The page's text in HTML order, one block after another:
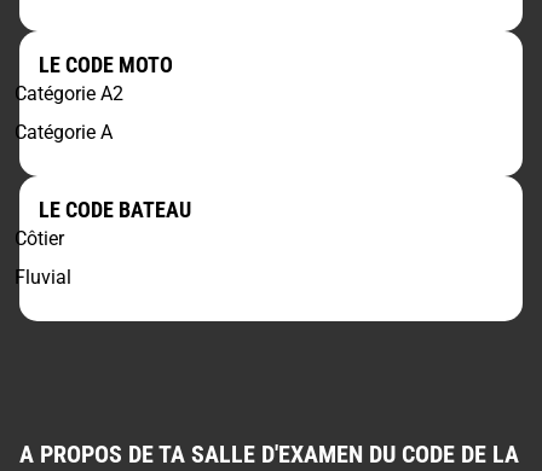
LE CODE MOTO
Catégorie A2
Catégorie A
LE CODE BATEAU
Côtier
Fluvial
A PROPOS DE TA SALLE D'EXAMEN DU CODE DE LA